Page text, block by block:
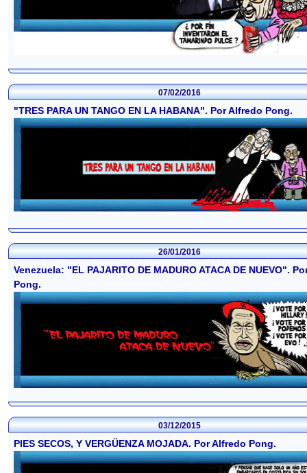
07/02/2016
"TRES PARA UN TANGO EN LA HABANA". Por Alfredo Pong.
26/01/2016
Venezuela: "EL PAJARITO DE MADURO ATACA DE NUEVO".
Pong.
03/12/2015
PIES SECOS, Y VERGÜENZA MOJADA. Por Alfredo Pong.